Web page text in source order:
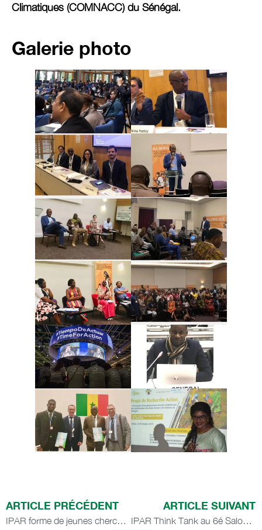
Climatiques (COMNACC) du Sénégal.
Galerie photo
ARTICLE PRÉCÉDENT
IPAR forme de jeunes chercheurs à la rédaction scientifique
ARTICLE SUIVANT
IPAR Think Tank au 6é Salon international de l’Agriculture et des Ressources Animales (SARA) d’Abidjan pour partager son expertise dans le domaine du développement agricole et rural